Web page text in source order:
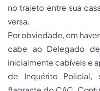
no trajeto entre sua
versa.
Por obviedade, em
cabe ao Delegado
inicialmente cabíveis e
de Inquérito